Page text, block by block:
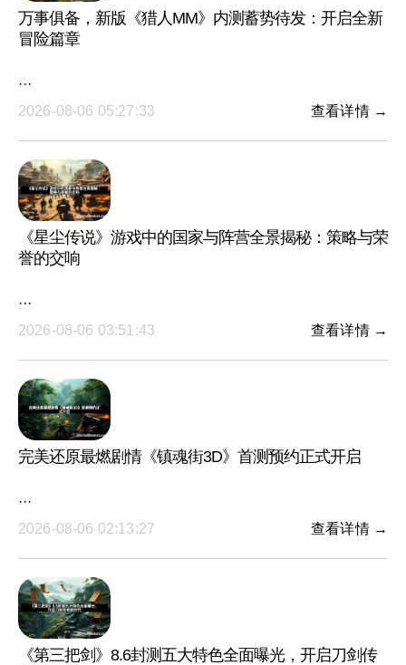
万事俱备，新版《猎人MM》内测蓄势待发：开启全新
冒险篇章
···
2026-08-06 05:27:33
查看详情 →
《星尘传说》游戏中的国家与阵营全景揭秘：策略与荣
誉的交响
···
2026-08-06 03:51:43
查看详情 →
完美还原最燃剧情《镇魂街3D》首测预约正式开启
···
2026-08-06 02:13:27
查看详情 →
《第三把剑》8.6封测五大特色全面曝光，开启刀剑传